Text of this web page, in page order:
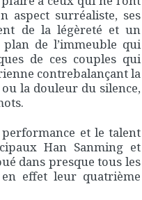
aspect surréaliste, ses
de la légèreté et un
plan de l’immeuble qui
de ces couples qui
contrebalançant la
la douleur du silence,
et le talent
Han Sanming et
dans presque tous les
en effet leur quatrième